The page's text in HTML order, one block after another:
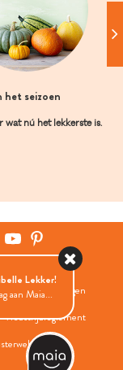
het seizoen
wat nú het lekkerste is.
Cookies instellingen
Wedstrijdreglement
Lekker!
aan Maia...